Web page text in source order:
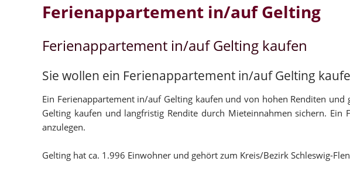
Ferienappartement in/auf Gelting
Ferienappartement in/auf Gelting kaufen
Sie wollen ein Ferienappartement in/auf Gelting
Ein Ferienappartement in/auf Gelting kaufen und von hohen Renditen
Gelting kaufen und langfristig Rendite durch Mieteinnahmen sichern.
anzulegen.
Gelting hat ca. 1.996 Einwohner und gehört zum Kreis/Bezirk Schleswig-